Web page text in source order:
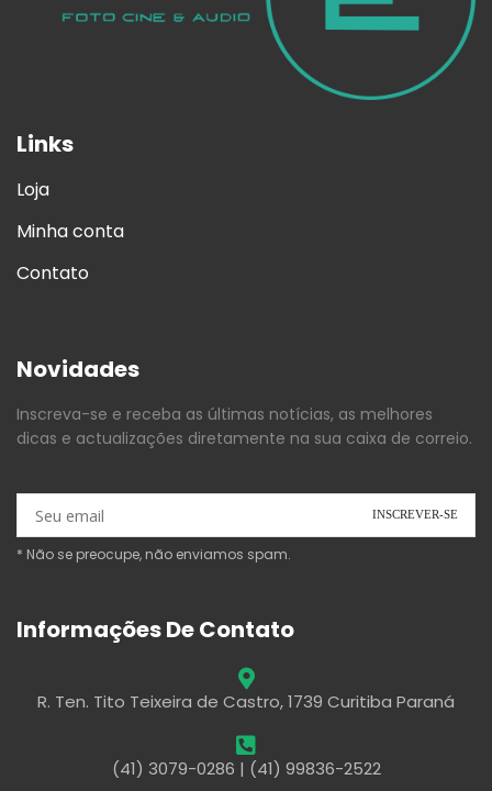
Links
Loja
Minha conta
Contato
Novidades
Inscreva-se e receba as últimas notícias, as melhores
dicas e actualizações diretamente na sua caixa de correio.
* Não se preocupe, não enviamos spam.
Informações De Contato
R. Ten. Tito Teixeira de Castro, 1739 Curitiba Paraná
(41) 3079-0286 | (41) 99836-2522